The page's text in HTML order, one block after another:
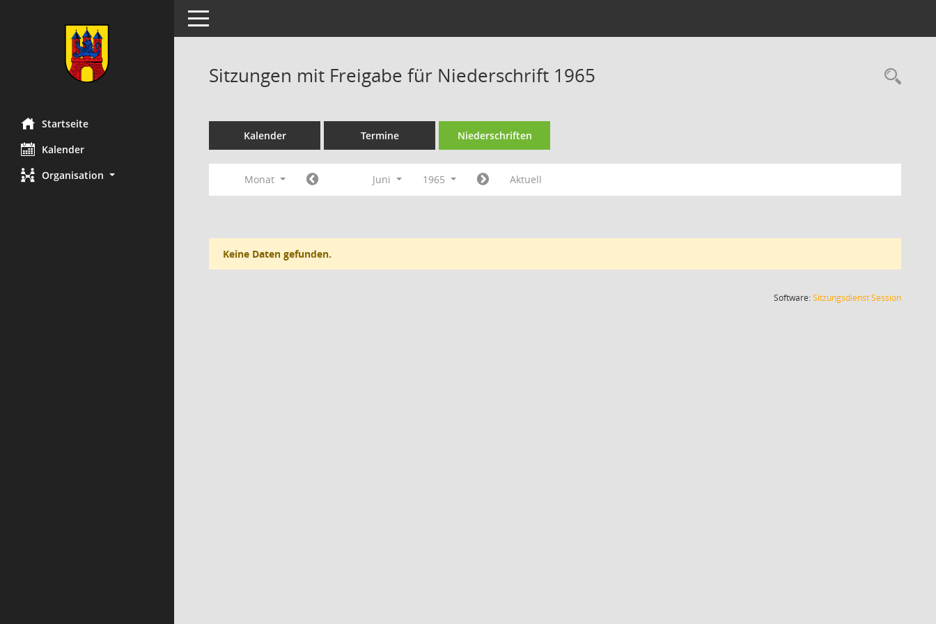
Startseite
Kalender
Organisation
Toggle navigation
Sitzungen mit Freigabe für Niederschrift 1965
Kalender Termine Niederschriften
Monat Juni 1965 Aktuell
Keine Daten gefunden.
Software:SitzungsdienstSession(Wird in